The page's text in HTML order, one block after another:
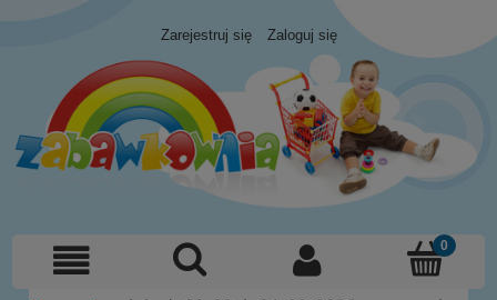
Zarejestruj się Zaloguj się